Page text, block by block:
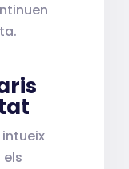
intueix